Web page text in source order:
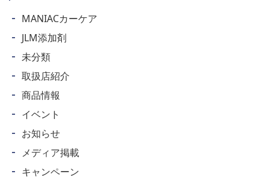
MANIACカーケア
JLM添加剤
未分類
取扱店紹介
商品情報
イベント
お知らせ
メディア掲載
キャンペーン